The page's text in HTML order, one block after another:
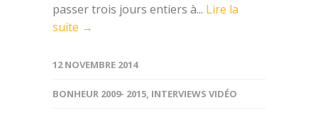
passer trois jours entiers à... Lire la
suite →
12 NOVEMBRE 2014
BONHEUR 2009- 2015, INTERVIEWS VIDÉO